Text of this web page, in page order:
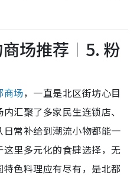
场推荐︱5. 粉
商场，一直是北区街坊心目
汇聚了多家民生连锁店、
常补给到潮流小物都能一
里多元化的食肆选择，无
色料理应有尽有，是北都